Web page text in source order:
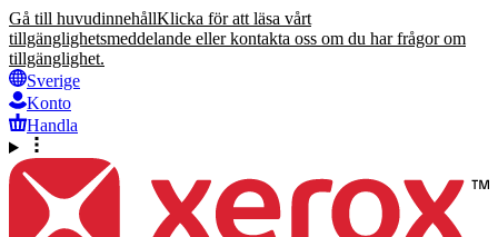
Gå till huvudinnehållKlicka för att läsa vårt
tillgänglighetsmeddelande eller kontakta oss om du har frågor om
tillgänglighet.
Sverige
Konto
Handla